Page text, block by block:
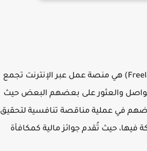
أو منصة Freelancer والتي يطلق عليها (Freelancer.com) هي منصة عمل عبر الإنترنت تجمع
والعثور على بعضهم البعض حيث
في عملية مناقصة تنافسية لتحقيق
فيها، حيث تُقدم جوائز مالية كمكافأة